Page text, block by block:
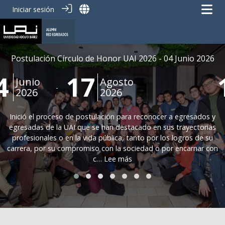
Iniciar sesión
Postulación Círculo de Honor UAI 2026 - 04 Junio 2026
Junio
2026 - 17 Agosto
2026
Inició el proceso de postulación para reconocer a egresados y
egresadas de la UAI que se han destacado en sus trayectorias
profesionales o en la vida pública, tanto por los logros de su
carrera, por su compromiso con la sociedad o por encarnar con
c… Lee más